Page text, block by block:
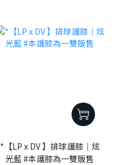
*【LP x DV 】排球護膝｜炫
光藍 #本護膝為一雙販售